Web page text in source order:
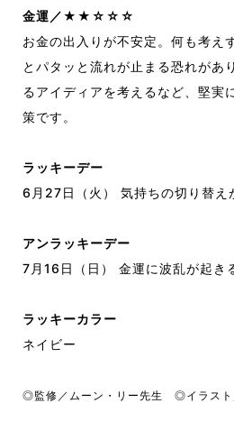
金運／★★☆☆☆
お金の出入りが不安定。 何も考え
と パタッと流れが止まる恐れがあ
るアイディアを考えるなど、 堅実
策です。
ラッキーデー
6月27日（火） 気持ちの切り替え
アンラッキーデー
7月16日（日） 金運に波乱が起き
ラッキーカラー
ネイビー
◎監修／ムーン・リー先生 ◎イラス